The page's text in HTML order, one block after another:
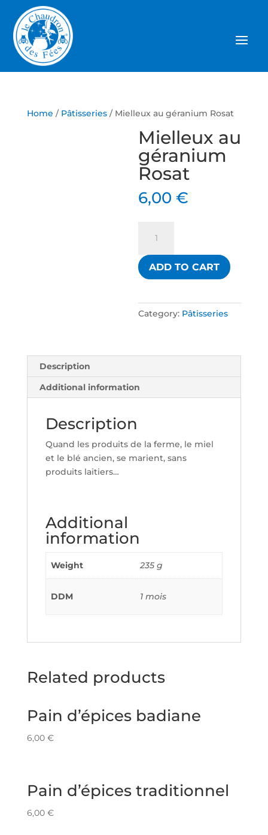
Home / Pâtisseries/ Mielleux au géranium Rosat
Mielleux au
géranium
Rosat
6,00€
géranium
Rosat
quantity
ADD TO CART
Category: Pâtisseries
Description
Additional information
Description
Quand les produits de la ferme, le miel
et le blé ancien, se marient, sans
produits laitiers…
Additional
information
Weight 235 g
DDM 1 mois
Related products
Pain d’épices badiane
6,00 €
Pain d’épices traditionnel
6,00 €